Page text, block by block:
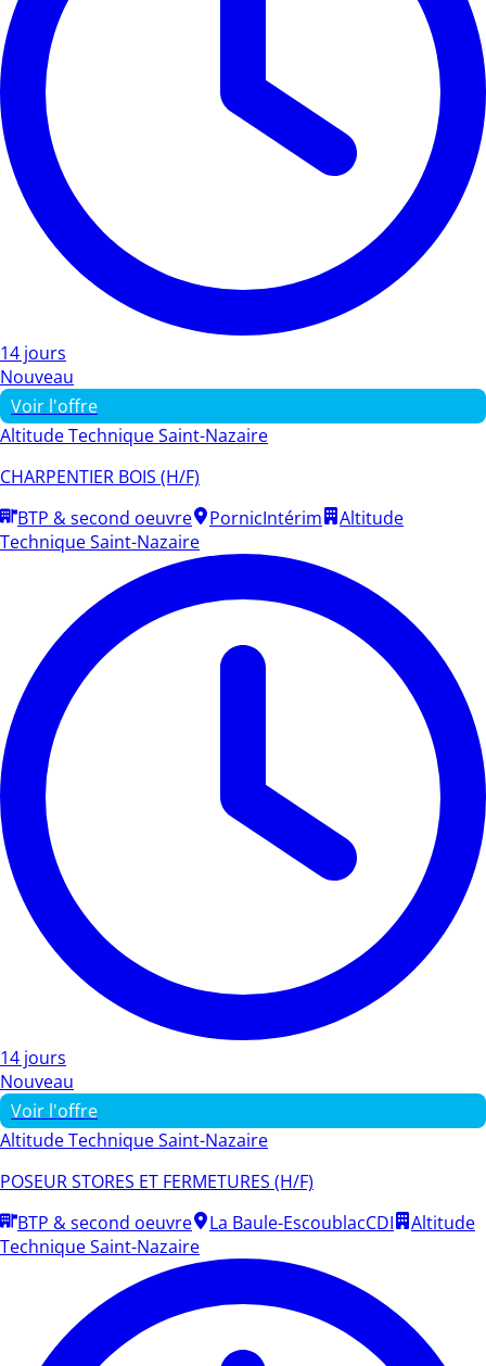
14 jours
Nouveau
Voir l'offre
Altitude Technique Saint-Nazaire
CHARPENTIER BOIS (H/F)
BTP & second oeuvre
PornicIntérim
Altitude
Technique Saint-Nazaire
14 jours
Nouveau
Voir l'offre
Altitude Technique Saint-Nazaire
POSEUR STORES ET FERMETURES (H/F)
BTP & second oeuvre
La Baule-EscoublacCDI
Altitude
Technique Saint-Nazaire